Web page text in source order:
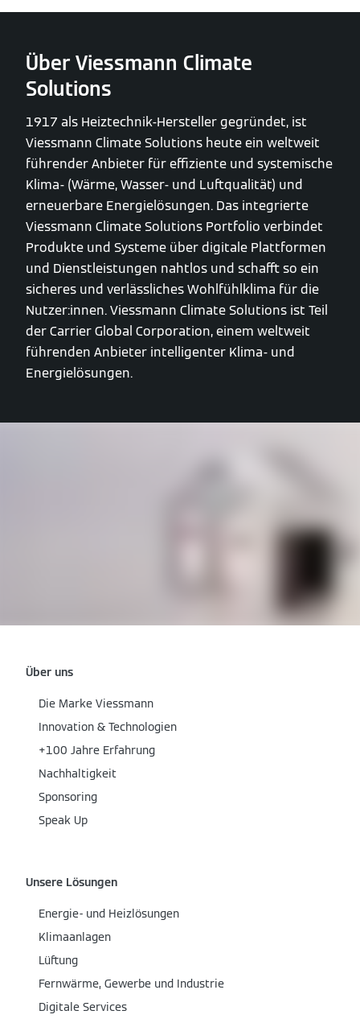
Über Viessmann Climate
Solutions
1917 als Heiztechnik-Hersteller gegründet, ist
Viessmann Climate Solutions heute ein weltweit
führender Anbieter für effiziente und systemische
Klima- (Wärme, Wasser- und Luftqualität) und
erneuerbare Energielösungen. Das integrierte
Viessmann Climate Solutions Portfolio verbindet
Produkte und Systeme über digitale Plattformen
und Dienstleistungen nahtlos und schafft so ein
sicheres und verlässliches Wohlfühlklima für die
Nutzer:innen. Viessmann Climate Solutions ist Teil
der Carrier Global Corporation, einem weltweit
führenden Anbieter intelligenter Klima- und
Energielösungen.
Über uns
Die Marke Viessmann
Innovation & Technologien
+100 Jahre Erfahrung
Nachhaltigkeit
Sponsoring
Speak Up
Unsere Lösungen
Energie- und Heizlösungen
Klimaanlagen
Lüftung
Fernwärme, Gewerbe und Industrie
Digitale Services